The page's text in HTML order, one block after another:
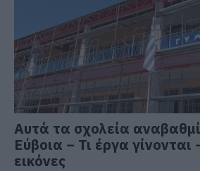
Αυτά τα σχολεία
Εύβοια – Τι έργα γίνονται
εικόνες